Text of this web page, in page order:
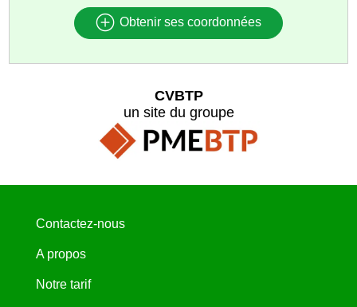
Obtenir ses coordonnées
CVBTP
un site du groupe
Contactez-nous
A propos
Notre tarif